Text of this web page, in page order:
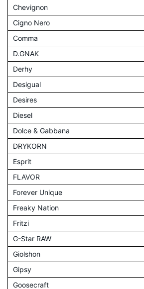
Chevignon
Cigno Nero
Comma
D.GNAK
Derhy
Desigual
Desires
Diesel
Dolce & Gabbana
DRYKORN
Esprit
FLAVOR
Forever Unique
Freaky Nation
Fritzi
G-Star RAW
Giolshon
Gipsy
Goosecraft